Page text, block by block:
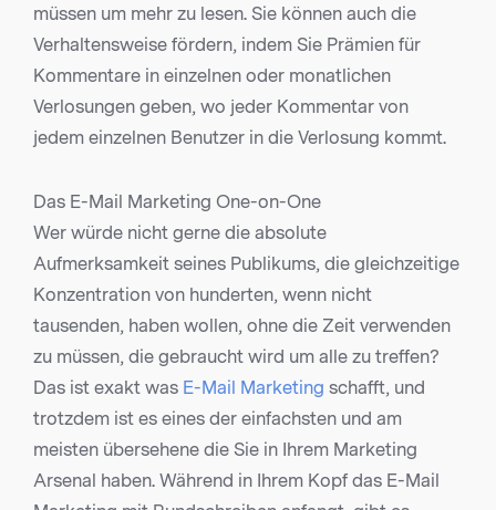
müssen um mehr zu lesen. Sie können auch die
Verhaltensweise fördern, indem Sie Prämien für
Kommentare in einzelnen oder monatlichen
Verlosungen geben, wo jeder Kommentar von
jedem einzelnen Benutzer in die Verlosung kommt.
Das E-Mail Marketing One-on-One
Wer würde nicht gerne die absolute
Aufmerksamkeit seines Publikums, die gleichzeitige
Konzentration von hunderten, wenn nicht
tausenden, haben wollen, ohne die Zeit verwenden
zu müssen, die gebraucht wird um alle zu treffen?
Das ist exakt was E-Mail Marketing schafft, und
trotzdem ist es eines der einfachsten und am
meisten übersehene die Sie in Ihrem Marketing
Arsenal haben. Während in Ihrem Kopf das E-Mail